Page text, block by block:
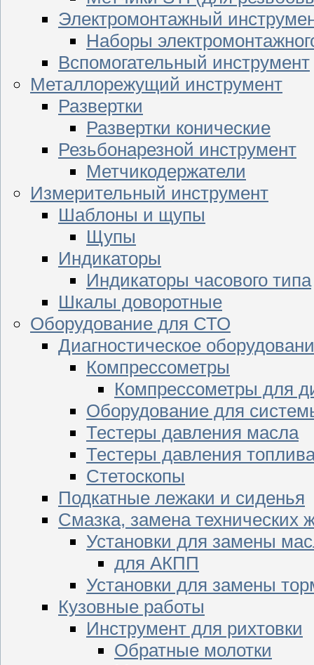
Электромонтажный
Наборы
Вспомогательный инструмент
Металлорежущий инструмент
Развертки
Развертки конические
Резьбонарезной инструмент
Метчикодержатели
Измерительный инструмент
Шаблоны и щупы
Щупы
Индикаторы
Индикаторы часового типа
Шкалы доворотные
Оборудование для СТО
Диагностическое
Компрессометры
Компрессометры для
Оборудование для
Тестеры давления масла
Тестеры давления
Стетоскопы
Подкатные лежаки и сиденья
Смазка, замена технических
Установки для замены
для АКПП
Установки для замены
Кузовные работы
Инструмент для рихтовки
Обратные молотки